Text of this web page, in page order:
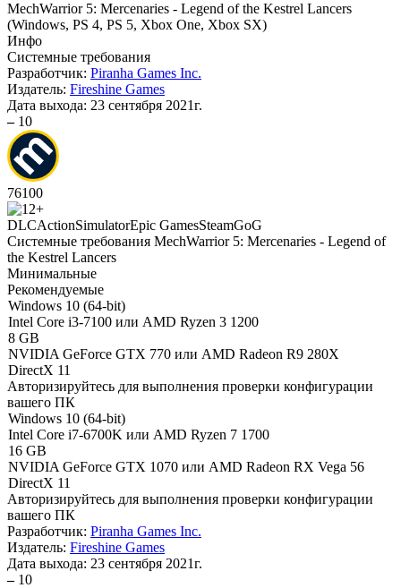
MechWarrior 5: Mercenaries - Legend of the Kestrel Lancers
(Windows, PS 4, PS 5, Xbox One, Xbox SX)
Инфо
Системные требования
Разработчик: Piranha Games Inc.
Издатель: Fireshine Games
Дата выхода: 23 сентября 2021г.
– 10
76100
DLCActionSimulatorEpic GamesSteamGoG
Системные требования MechWarrior 5: Mercenaries - Legend of
the Kestrel Lancers
Минимальные
Рекомендуемые
Windows 10 (64-bit)
Intel Core i3-7100 или AMD Ryzen 3 1200
8 GB
NVIDIA GeForce GTX 770 или AMD Radeon R9 280X
DirectX 11
Авторизируйтесь для выполнения проверки конфигурации
вашего ПК
Windows 10 (64-bit)
Intel Core i7-6700K или AMD Ryzen 7 1700
16 GB
NVIDIA GeForce GTX 1070 или AMD Radeon RX Vega 56
DirectX 11
Авторизируйтесь для выполнения проверки конфигурации
вашего ПК
Разработчик: Piranha Games Inc.
Издатель: Fireshine Games
Дата выхода: 23 сентября 2021г.
– 10